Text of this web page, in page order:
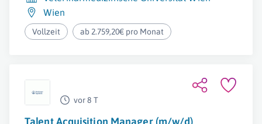
Wien
Vollzeit ab 2.759,20€ pro Monat
vor 8 T
Talent Acquisition Manager (m/w/d)